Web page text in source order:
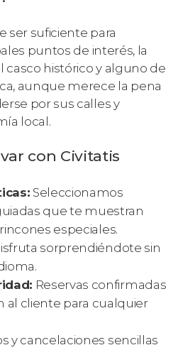
ser suficiente para
puntos de interés, la
casco histórico y alguno de
aunque merece la pena
por sus calles y
local.
con Civitatis
Seleccionamos
que te muestran
especiales.
sorprendiéndote sin
Reservas confirmadas
al cliente para cualquier
y cancelaciones sencillas